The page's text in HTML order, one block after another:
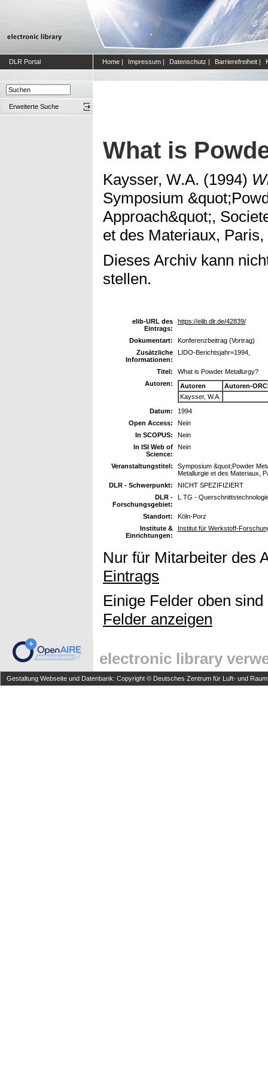
DLR Portal Home | Impressum | Datenschutz | Barrierefreiheit |
Erweiterte Suche
What is
Kaysser, W.A. (1994)
Symposium
Approach&quot;,
et des Materiaux,
Dieses Archiv kann
stellen.
elib-URL des
Eintrags:
https://elib.dlr.de/42839/
Dokumentart:
Konferenzbeitrag (Vortrag)
Zusätzliche
Informationen:
LIDO-Berichtsjahr=1994,
Titel:
What is Powder Metallurgy?
Autoren:
Autoren
Autoren-
Kaysser, W.A.
Datum:
1994
Open Access:
Nein
In SCOPUS:
Nein
In ISI Web of
Science:
Nein
Veranstaltungstitel:
Symposium &quot;Powder
Metallurgie et des Materiaux,
DLR - Schwerpunkt:
NICHT SPEZIFIZIERT
DLR -
Forschungsgebiet:
L TG -
Standort:
Köln-Porz
Institute &
Einrichtungen:
Institut für Werkstoff-
Nur für Mitarbeiter des
Eintrags
Einige Felder oben
Felder anzeigen
electronic library
Gestaltung Webseite und Datenbank: Copyright © Deutsches Zentrum für Luft- und